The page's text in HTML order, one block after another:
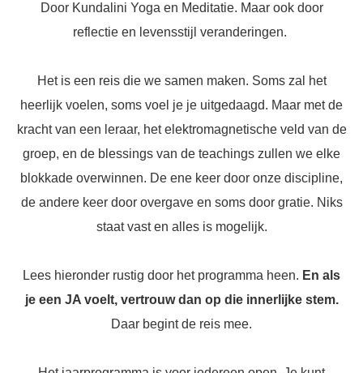
Door Kundalini Yoga en Meditatie. Maar ook door
reflectie en levensstijl veranderingen.
Het is een reis die we samen maken. Soms zal het
heerlijk voelen, soms voel je je uitgedaagd. Maar met de
kracht van een leraar, het elektromagnetische veld van de
groep, en de blessings van de teachings zullen we elke
blokkade overwinnen. De ene keer door onze discipline,
de andere keer door overgave en soms door gratie. Niks
staat vast en alles is mogelijk.
Lees hieronder rustig door het programma heen. En als
je een JA voelt, vertrouw dan op die innerlijke stem.
Daar begint de reis mee.